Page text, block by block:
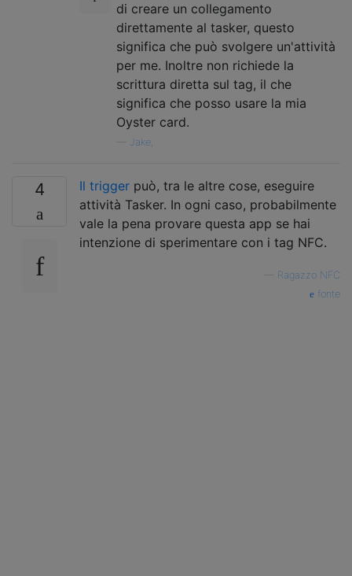
di creare un collegamento
direttamente al tasker, questo
significa che può svolgere un'attività
per me. Inoltre non richiede la
scrittura diretta sul tag, il che
significa che posso usare la mia
Oyster card.
Jake,
4 Il trigger può, tra le altre cose, eseguire
attività Tasker. In ogni caso, probabilmente
vale la pena provare questa app se hai
intenzione di sperimentare con i tag NFC.
Ragazzo NFC
fonte